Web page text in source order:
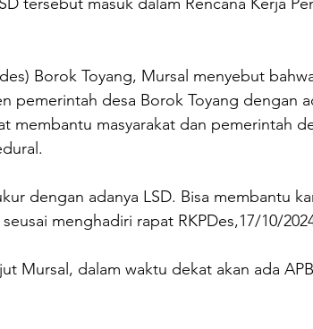
Borok Toyang, Mursal menyebut
pemerintah desa Borok Toyang dengan
membantu masyarakat dan pemerintah
dengan adanya LSD. Bisa membantu
menghadiri rapat RKPDes,17/10/
Mursal, dalam waktu dekat akan ada